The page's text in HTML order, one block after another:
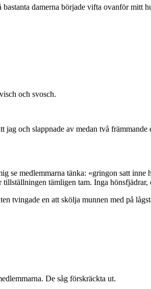
damerna började vifta ovanför mitt
och svosch.
och slappnade av medan två
medlemmarna tänka: «gringon satt
tämligen tam. Inga hönsfjädrar,
tvingade en att skölja munnen med på
De såg förskräckta ut.